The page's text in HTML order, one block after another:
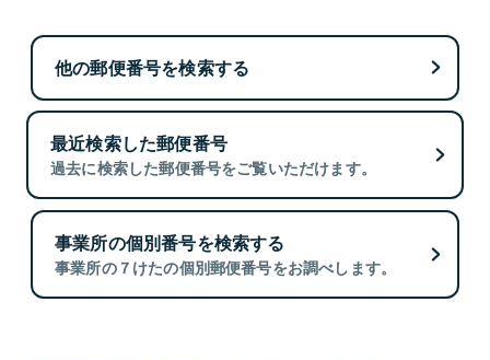
他の郵便番号を検索する
最近検索した郵便番号
過去に検索した郵便番号をご覧いただけます。
事業所の個別番号を検索する
事業所の７けたの個別郵便番号をお調べします。